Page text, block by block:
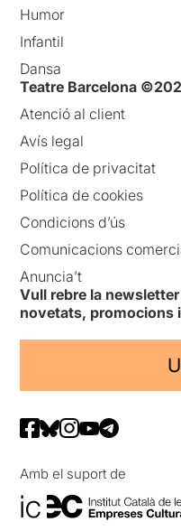
Humor
Infantil
Dansa
Teatre Barcelona
Atenció al client
Avís legal
Política de privacitat
Política de cookies
Condicions d’ús
Comunicacions
Anuncia’t
Vull rebre la
novetats, promocions
Amb el suport de